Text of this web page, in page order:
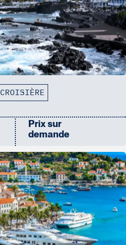
CROISIÈRE
Prix sur
demande